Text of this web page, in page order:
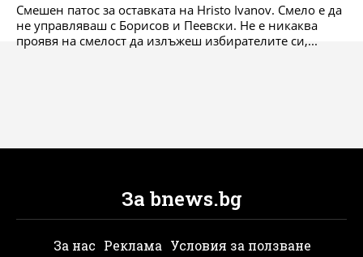
Смешен патос за оставката на Hristo Ivanov. Смело е да
не управляваш с Борисов и Пеевски. Не е никаква
проявя на смелост да излъжеш избирателите си,...
За bnews.bg
За нас Реклама Условия за ползване